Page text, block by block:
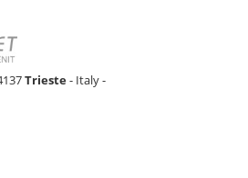
Trieste- Italy -